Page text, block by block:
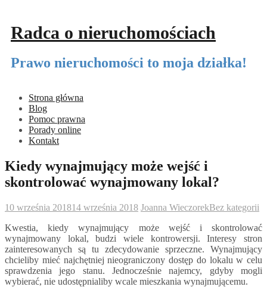
treści
Radca o nieruchomościach
Prawo nieruchomości to moja działka!
Strona główna
Blog
Pomoc prawna
Porady online
Kontakt
Kiedy wynajmujący może wejść i
skontrolować wynajmowany lokal?
10 września 201814 września 2018 Joanna WieczorekBez kategorii
Kwestia, kiedy wynajmujący może wejść i skontrolować
wynajmowany lokal, budzi wiele kontrowersji. Interesy stron
zainteresowanych są tu zdecydowanie sprzeczne. Wynajmujący
chcieliby mieć najchętniej nieograniczony dostęp do lokalu w celu
sprawdzenia jego stanu. Jednocześnie najemcy, gdyby mogli
wybierać, nie udostępnialiby wcale mieszkania wynajmującemu.